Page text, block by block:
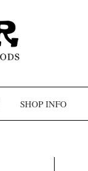
ップSHOP INFO